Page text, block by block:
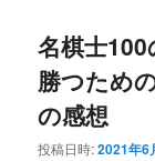
名棋士
勝つため
の感想
投稿日時:2021年6